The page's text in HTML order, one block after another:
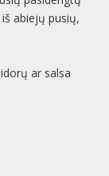
abiejų pusių,
ar salsa